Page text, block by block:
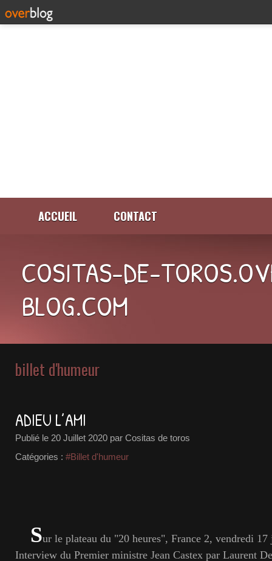
ACCUEIL CONTACT
COSITAS-DE-
BLOG.COM
billet d'humeur
ADIEU L’AMI
Publié le 20 Juillet 2020 par Cositas de toros
Catégories : #Billet d'humeur
Sur le plateau du "20 heures", France 2, vendredi
Interview du Premier ministre Jean Castex par Laurent